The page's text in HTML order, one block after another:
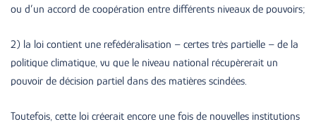
ou d’un accord de coopération entre différents niveaux de pouvoirs;
2) la loi contient une refédéralisation – certes très partielle – de la
politique climatique, vu que le niveau national récupèrerait un
pouvoir de décision partiel dans des matières scindées.
Toutefois, cette loi créerait encore une fois de nouvelles institutions